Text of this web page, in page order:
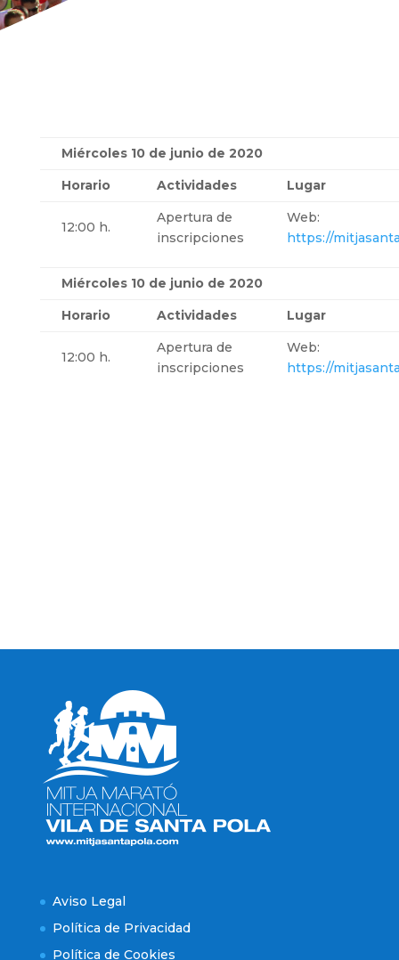
Miércoles 10 de junio de 2020
Horario
Actividades Lugar
12:00 h.
Apertura de
inscripciones
Web:
https://
Miércoles 10 de junio de 2020
Horario
Actividades Lugar
12:00 h.
Apertura de
inscripciones
Web:
https://
Aviso Legal
Política de Privacidad
Política de Cookies